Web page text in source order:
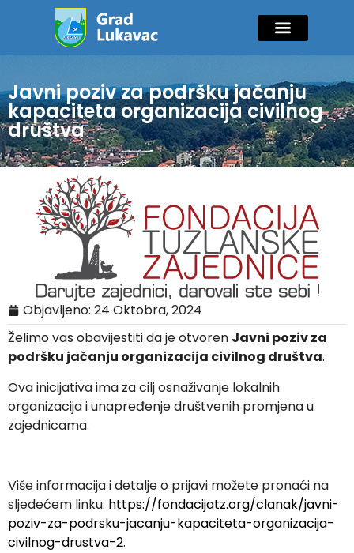
Javni poziv za podršku jačanju
kapaciteta organizacija civilnog
društva
Objavljeno: 24 Oktobra, 2024
Želimo vas obavijestiti da je otvoren Javni poziv za
podršku jačanju organizacija civilnog društva.
Ova inicijativa ima za cilj osnaživanje lokalnih
organizacija i unapređenje društvenih promjena u
zajednicama.
Više informacija i detalje o prijavi možete pronaći na
sljedećem linku: https://fondacijatz.org/clanak/javni-
poziv-za-podrsku-jacanju-kapaciteta-organizacija-
civilnog-drustva-2.